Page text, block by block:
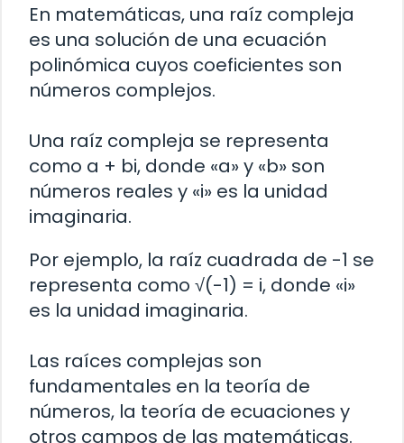
En matemáticas, una raíz compleja
es una solución de una ecuación
polinómica cuyos coeficientes son
números complejos.
Una raíz compleja se representa
como a + bi, donde «a» y «b» son
números reales y «i» es la unidad
imaginaria.
Por ejemplo, la raíz cuadrada de -1 se
representa como √(-1) = i, donde «i»
es la unidad imaginaria.
Las raíces complejas son
fundamentales en la teoría de
números, la teoría de ecuaciones y
otros campos de las matemáticas.